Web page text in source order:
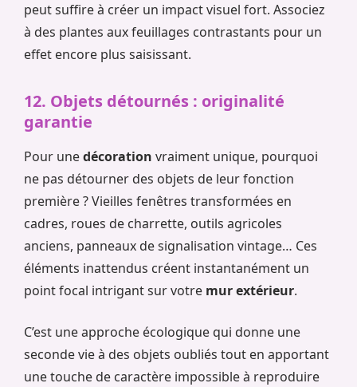
peut suffire à créer un impact visuel fort. Associez
à des plantes aux feuillages contrastants pour un
effet encore plus saisissant.
12. Objets détournés : originalité
garantie
Pour unedécoration vraiment unique, pourquoi
ne pas détourner des objets de leur fonction
première ? Vieilles fenêtres transformées en
cadres, roues de charrette, outils agricoles
anciens, panneaux de signalisation vintage… Ces
éléments inattendus créent instantanément un
point focal intrigant sur votre mur extérieur.
C’est une approche écologique qui donne une
seconde vie à des objets oubliés tout en apportant
une touche de caractère impossible à reproduire